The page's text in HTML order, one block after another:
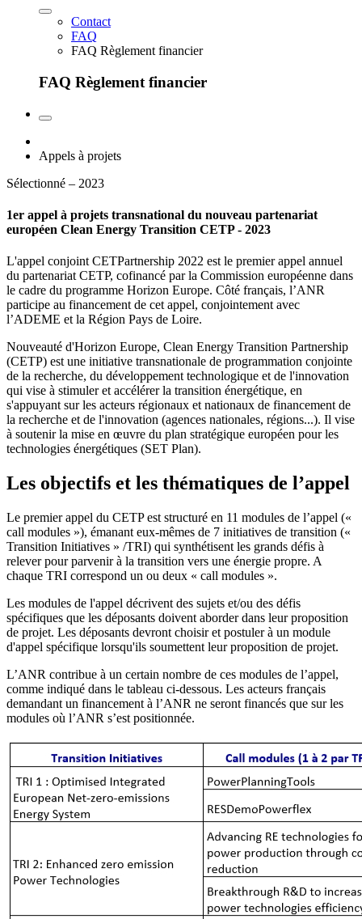
Contact
FAQ
FAQ Règlement financier
FAQ Règlement financier
Appels à projets
Sélectionné – 2023
1er appel à projets transnational du nouveau partenariat
européen Clean Energy Transition CETP - 2023
L'appel conjoint CETPartnership 2022 est le premier appel annuel
du partenariat CETP, cofinancé par la Commission européenne dans
le cadre du programme Horizon Europe. Côté français, l’ANR
participe au financement de cet appel, conjointement avec
l’ADEME et la Région Pays de Loire.
Nouveauté d'Horizon Europe, Clean Energy Transition Partnership
(CETP) est une initiative transnationale de programmation conjointe
de la recherche, du développement technologique et de l'innovation
qui vise à stimuler et accélérer la transition énergétique, en
s'appuyant sur les acteurs régionaux et nationaux de financement de
la recherche et de l'innovation (agences nationales, régions...). Il vise
à soutenir la mise en œuvre du plan stratégique européen pour les
technologies énergétiques (SET Plan).
Les objectifs et les thématiques de l’appel
Le premier appel du CETP est structuré en 11 modules de l’appel («
call modules »), émanant eux-mêmes de 7 initiatives de transition («
Transition Initiatives » /TRI) qui synthétisent les grands défis à
relever pour parvenir à la transition vers une énergie propre. A
chaque TRI correspond un ou deux « call modules ».
Les modules de l'appel décrivent des sujets et/ou des défis
spécifiques que les déposants doivent aborder dans leur proposition
de projet. Les déposants devront choisir et postuler à un module
d'appel spécifique lorsqu'ils soumettent leur proposition de projet.
L’ANR contribue à un certain nombre de ces modules de l’appel,
comme indiqué dans le tableau ci-dessous. Les acteurs français
demandant un financement à l’ANR ne seront financés que sur les
modules où l’ANR s’est positionnée.